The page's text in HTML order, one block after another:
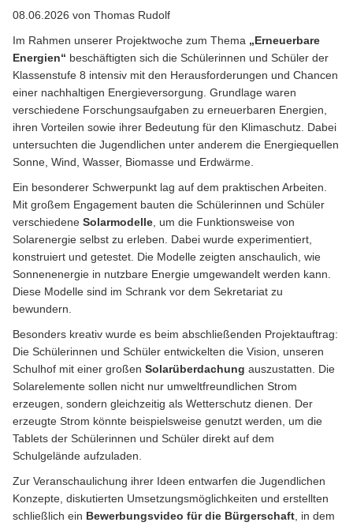
08.06.2026 von Thomas Rudolf
Im Rahmen unserer Projektwoche zum Thema „Erneuerbare
Energien“ beschäftigten sich die Schülerinnen und Schüler der
Klassenstufe 8 intensiv mit den Herausforderungen und Chancen
einer nachhaltigen Energieversorgung. Grundlage waren
verschiedene Forschungsaufgaben zu erneuerbaren Energien,
ihren Vorteilen sowie ihrer Bedeutung für den Klimaschutz. Dabei
untersuchten die Jugendlichen unter anderem die Energiequellen
Sonne, Wind, Wasser, Biomasse und Erdwärme.
Ein besonderer Schwerpunkt lag auf dem praktischen Arbeiten.
Mit großem Engagement bauten die Schülerinnen und Schüler
verschiedene Solarmodelle , um die Funktionsweise von
Solarenergie selbst zu erleben. Dabei wurde experimentiert,
konstruiert und getestet. Die Modelle zeigten anschaulich, wie
Sonnenenergie in nutzbare Energie umgewandelt werden kann.
Diese Modelle sind im Schrank vor dem Sekretariat zu
bewundern.
Besonders kreativ wurde es beim abschließenden Projektauftrag:
Die Schülerinnen und Schüler entwickelten die Vision, unseren
Schulhof mit einer großen Solarüberdachung auszustatten. Die
Solarelemente sollen nicht nur umweltfreundlichen Strom
erzeugen, sondern gleichzeitig als Wetterschutz dienen. Der
erzeugte Strom könnte beispielsweise genutzt werden, um die
Tablets der Schülerinnen und Schüler direkt auf dem
Schulgelände aufzuladen.
Zur Veranschaulichung ihrer Ideen entwarfen die Jugendlichen
Konzepte, diskutierten Umsetzungsmöglichkeiten und erstellten
schließlich ein Bewerbungsvideo für die Bürgerschaft , in dem